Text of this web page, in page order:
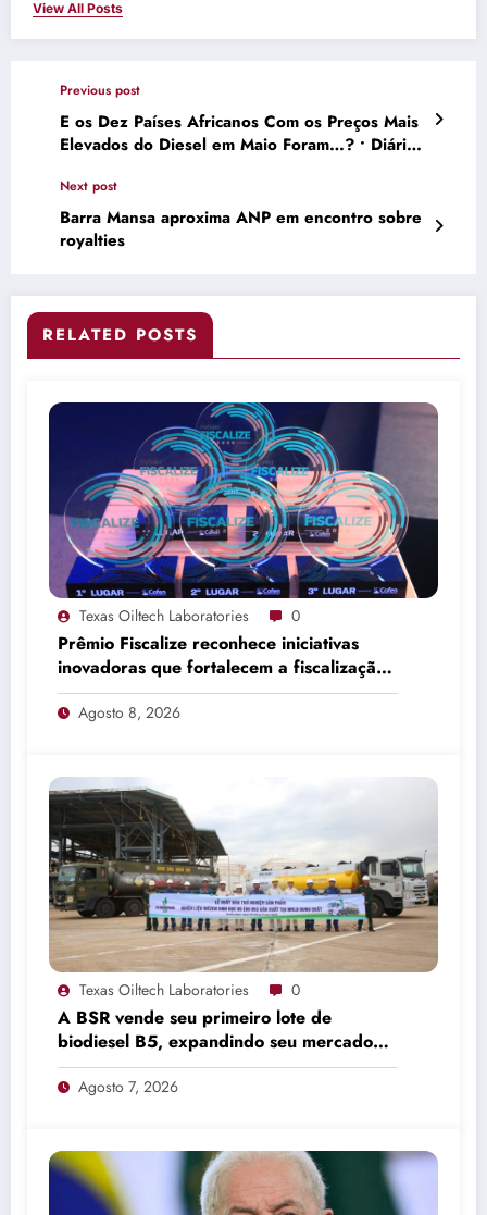
View All Posts
Previous post
E os Dez Países Africanos Com os Preços Mais
Elevados do Diesel em Maio Foram…? • Diário
Next post
Barra Mansa aproxima ANP em encontro sobre
royalties
RELATED POSTS
Texas Oiltech Laboratories 0
Prêmio Fiscalize reconhece iniciativas
inovadoras que fortalecem a fiscalização
da Enfermagem
Agosto 8, 2026
Texas Oiltech Laboratories 0
A BSR vende seu primeiro lote de
biodiesel B5, expandindo seu mercado
de combustíveis ecológicos.
Agosto 7, 2026